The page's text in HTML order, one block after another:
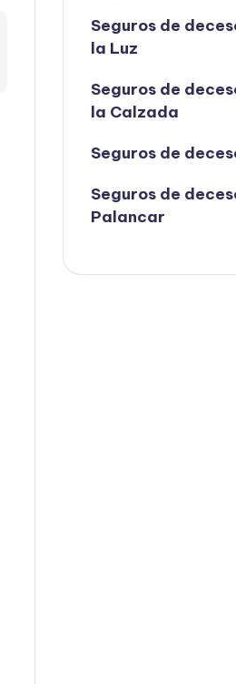
Seguros de
la Luz
Seguros de
la Calzada
Seguros de
Seguros de
Palancar